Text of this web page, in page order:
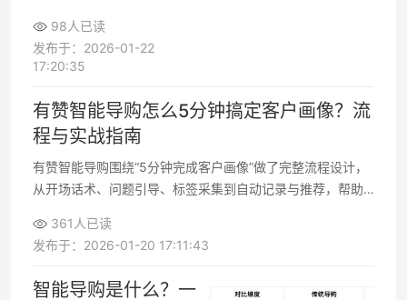
需要一套可复用的计算方法，
能把“感觉有价值”变成“看得见
带来的“增收+降本+风险降
低”，再结合成本与回收期计
算，企业就能在采购前、使用
中和复盘阶段，看到CRM项
目的投资回报。
98人已读
发布于：2026-01-22
17:20:35
有赞智能导购怎么5分钟搞定客户画像？流
程与实战指南
有赞智能导购围绕“5分钟完成客户画像”做了完整流程设计，
从开场话术、问题引导、标签采集到自动记录与推荐，帮助
效率”和“画像质量”都能通过标准化话术模板与标签体系落
地，既适合线下导购，也适用于电商客服、私域一对一运
361人已读
发布于：2026-01-20 17:11:43
智能导购是什么？一